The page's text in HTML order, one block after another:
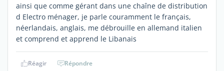
ainsi que comme gérant dans une chaîne de distribution
d Electro ménager, je parle couramment le français,
néerlandais, anglais, me débrouille en allemand italien
et comprend et apprend le Libanais
Réagir Répondre